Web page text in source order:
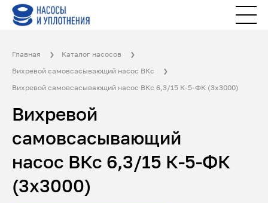
Главная
Каталог насосов
Вихревой самовсасывающий насос ВКс
Вихревой самовсасывающий насос ВКс 6,3/15 К-5-ФК (3x3000)
Вихревой
самовсасывающий
насос ВКс 6,3/15 К-5-ФК
(3x3000)